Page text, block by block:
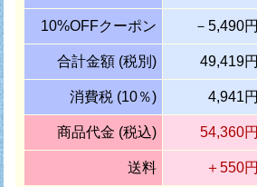
10%OFFクーポン －5,490円
合計金額 (税別) 49,419円
消費税 (10％) 4,941円
商品代金 (税込) 54,360円
送料 ＋550円